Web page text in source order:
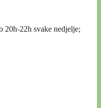
20h-22h svake nedjelje;